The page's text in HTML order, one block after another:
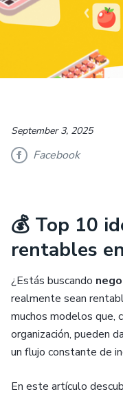
September 3, 2025
Facebook
💰 Top 10
rentables
¿Estás buscando
realmente sean
muchos modelos que,
organización, pueden
un flujo constante de
En este artículo